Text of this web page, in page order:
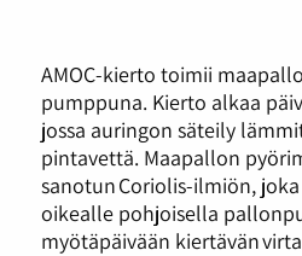
AMOC-kierto toimii
pumppuna. Kierto alkaa
jossa auringon säteily
pintavettä. Maapallon
sanotun Coriolis-ilmiön,
oikealle pohjoisella
myötäpäivään kiertävän